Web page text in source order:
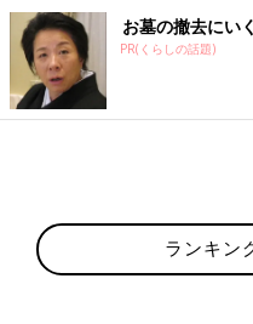
お墓の撤去にい
PR(くらしの話題)
ランキン